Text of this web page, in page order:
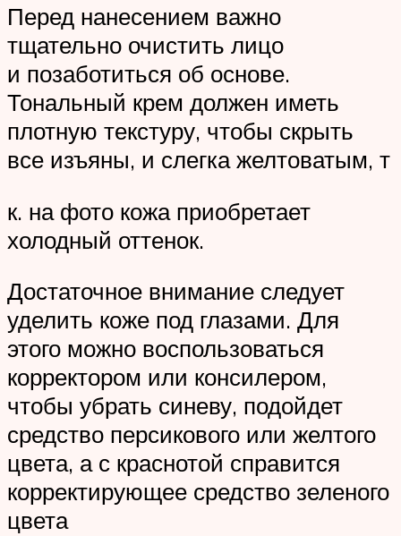
Перед нанесением важно
тщательно очистить лицо
и позаботиться об основе.
Тональный крем должен иметь
плотную текстуру, чтобы скрыть
все изъяны, и слегка желтоватым, т
к. на фото кожа приобретает
холодный оттенок.
Достаточное внимание следует
уделить коже под глазами. Для
этого можно воспользоваться
корректором или консилером,
чтобы убрать синеву, подойдет
средство персикового или желтого
цвета, а с краснотой справится
корректирующее средство зеленого
цвета